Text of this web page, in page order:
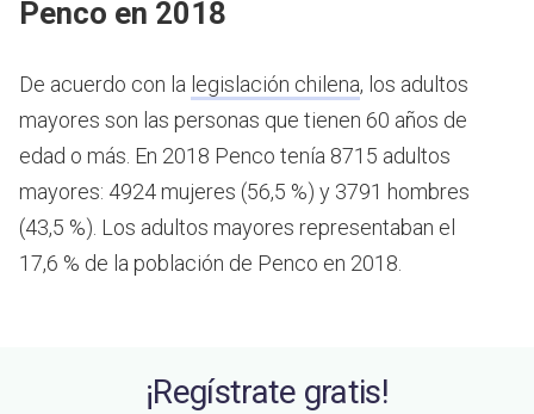
Penco en 2018
De acuerdo con la legislación chilena, los adultos
mayores son las personas que tienen 60 años de
edad o más. En 2018 Penco tenía 8715 adultos
mayores: 4924 mujeres (56,5 %) y 3791 hombres
(43,5 %). Los adultos mayores representaban el
17,6 % de la población de Penco en 2018.
¡Regístrate gratis!